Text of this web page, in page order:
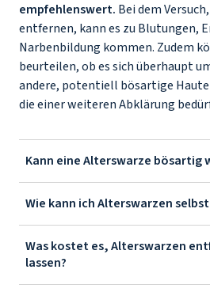
empfehlenswert. Bei dem
entfernen, kann es zu Blutungen,
Narbenbildung kommen. Zudem
beurteilen, ob es sich überhaupt
andere, potentiell bösartige
die einer weiteren Abklärung
Kann eine Alterswarze bösartig
Wie kann ich Alterswarzen
Was kostet es, Alterswarzen
lassen?